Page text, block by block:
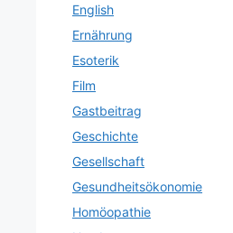
English
Ernährung
Esoterik
Film
Gastbeitrag
Geschichte
Gesellschaft
Gesundheitsökonomie
Homöopathie